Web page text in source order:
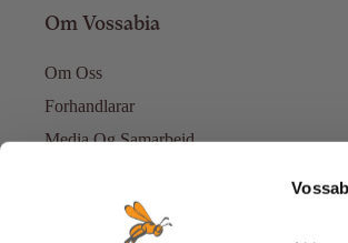
Om Vossabia
Om Oss
Forhandlarar
Media Og Samarbeid